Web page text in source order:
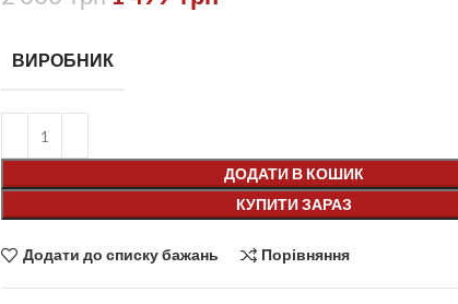
ВИРОБНИК
ДОДАТИ В КОШИК
КУПИТИ ЗАРАЗ
Додати до списку бажань Порівняння